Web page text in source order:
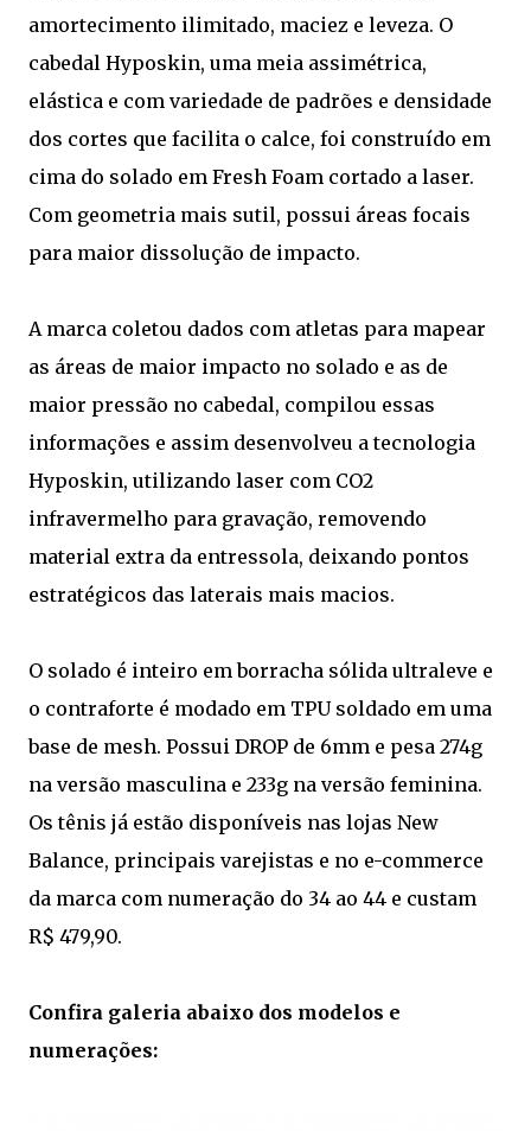
amortecimento ilimitado, maciez e leveza. O
cabedal Hyposkin, uma meia assimétrica,
elástica e com variedade de padrões e densidade
dos cortes que facilita o calce, foi construído em
cima do solado em Fresh Foam cortado a laser.
Com geometria mais sutil, possui áreas focais
para maior dissolução de impacto.
A marca coletou dados com atletas para mapear
as áreas de maior impacto no solado e as de
maior pressão no cabedal, compilou essas
informações e assim desenvolveu a tecnologia
Hyposkin, utilizando laser com CO2
infravermelho para gravação, removendo
material extra da entressola, deixando pontos
estratégicos das laterais mais macios.
O solado é inteiro em borracha sólida ultraleve e
o contraforte é modado em TPU soldado em uma
base de mesh. Possui DROP de 6mm e pesa 274g
na versão masculina e 233g na versão feminina.
Os tênis já estão disponíveis nas lojas New
Balance, principais varejistas e no e-commerce
da marca com numeração do 34 ao 44 e custam
R$ 479,90.
Confira galeria abaixo dos modelos e
numerações: